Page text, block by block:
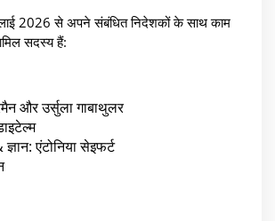
2026 से अपने संबंधित निदेशकों के साथ काम
सदस्य हैं:
और उर्सुला गाबाथुलर
एंटोनिया सेइफर्ट